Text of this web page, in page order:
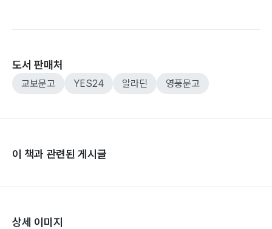
도서 판매처
교보문고 YES24 알라딘 영풍문고
이 책과 관련된 게시글
상세 이미지